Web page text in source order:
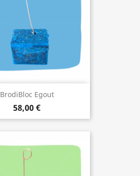
BrodiBloc Egout
58,00 €